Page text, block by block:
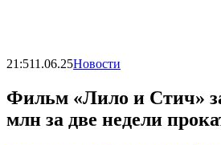
21:511.06.25Новости
Фильм «Лило и Стич»
млн за две недели